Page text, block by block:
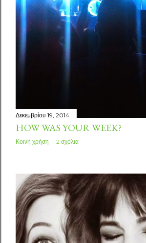
Δεκεμβρίου 19, 2014
HOW WAS YOUR WEEK?
Κοινή χρήση 2 σχόλια